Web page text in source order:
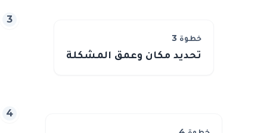
خطوة 3
تحديد مكان وعمق المشكلة
3
4